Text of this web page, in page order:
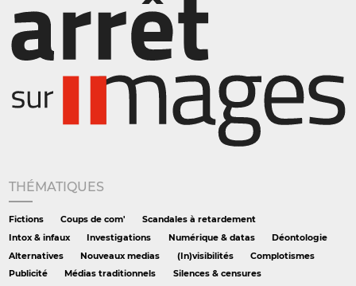
THÉMATIQUES
Fictions Coups de com'
Scandales à retardement
Intox & infaux
Investigations Numérique & datas
Déontologie
Alternatives
Nouveaux medias (In)visibilités
Complotismes
Publicité
Médias traditionnels
Silences & censures